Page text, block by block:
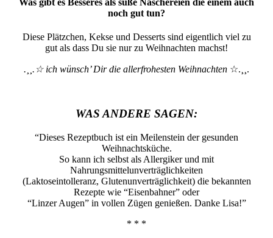
noch gut tun?
Diese Plätzchen, Kekse und Desserts sind eigentlich viel zu
gut als dass Du sie nur zu Weihnachten machst!
.¸¸.☆ ich wünsch’ Dir die allerfrohesten Weihnachten ☆.¸¸.
WAS ANDERE SAGEN:
“Dieses Rezeptbuch ist ein Meilenstein der gesunden
Weihnachtsküche.
So kann ich selbst als Allergiker und mit
Nahrungsmittelunverträglichkeiten
(Laktoseintolleranz, Glutenunverträglichkeit) die bekannten
Rezepte wie “Eisenbahner” oder
“Linzer Augen” in vollen Zügen genießen. Danke Lisa!”
* * *